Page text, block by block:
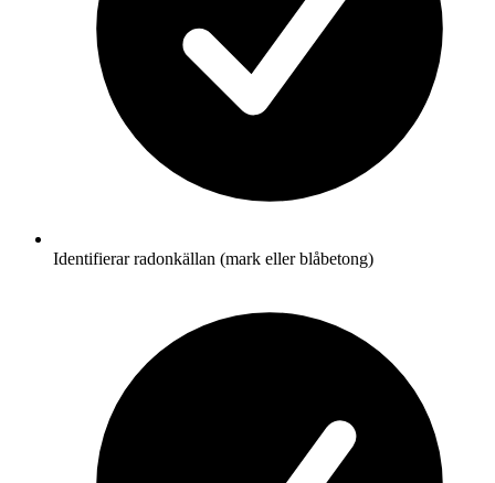
Identifierar radonkällan (mark eller blåbetong)